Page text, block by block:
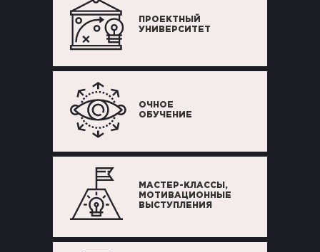
ПРОЕКТНЫЙ
УНИВЕРСИТЕТ
ОЧНОЕ
ОБУЧЕНИЕ
МАСТЕР-КЛАССЫ,
МОТИВАЦИОННЫЕ
ВЫСТУПЛЕНИЯ